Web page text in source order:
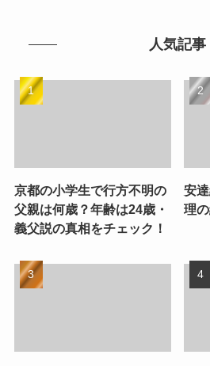
人気記事
京都の小学生で行方不明の
父親は何歳？年齢は24歳・
義父説の真相をチェック！
安
理